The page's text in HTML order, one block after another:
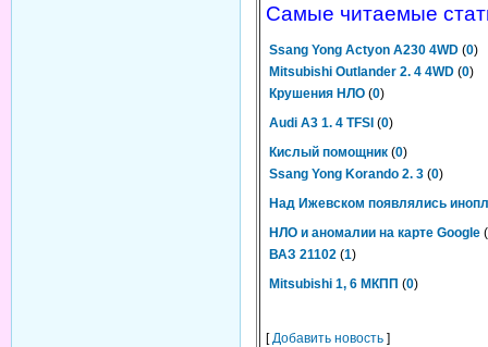
Самые читаемые
Ssang Yong Actyon A230 4WD (0)
Mitsubishi Outlander 2. 4 4WD (0)
Крушения НЛО (0)
Audi A3 1. 4 TFSI (0)
Кислый помощник (0)
Ssang Yong Korando 2. 3 (0)
Над Ижевском появлялись
НЛО и аномалии на карте Google (
ВАЗ 21102 (1)
Mitsubishi 1, 6 МКПП (0)
[Добавить новость ]